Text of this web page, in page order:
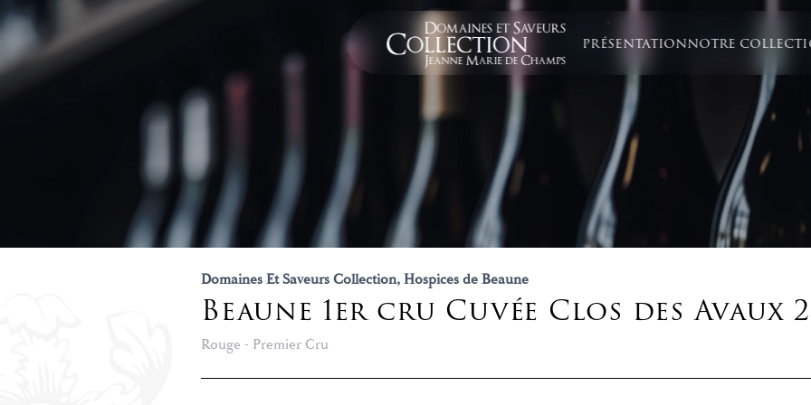
PRÉSENTATIONNOTRE
Domaines Et Saveurs Collection, Hospices de Beaune
Beaune 1er cru Cuvée Clos des Avaux
Rouge - Premier Cru